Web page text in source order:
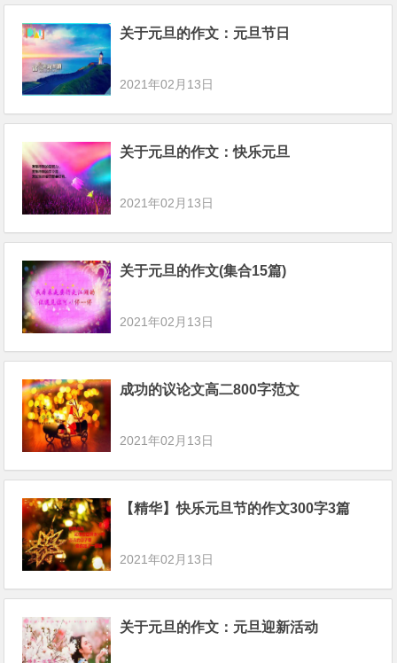
关于元旦的作文：元旦节日
2021年02月13日
关于元旦的作文：快乐元旦
2021年02月13日
关于元旦的作文(集合15篇)
2021年02月13日
成功的议论文高二800字范文
2021年02月13日
【精华】快乐元旦节的作文300字3篇
2021年02月13日
关于元旦的作文：元旦迎新活动